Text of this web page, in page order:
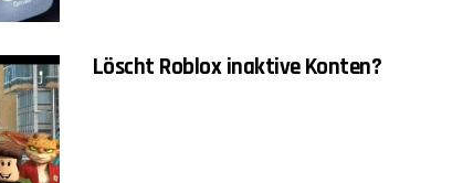
Löscht Roblox inaktive Konten?